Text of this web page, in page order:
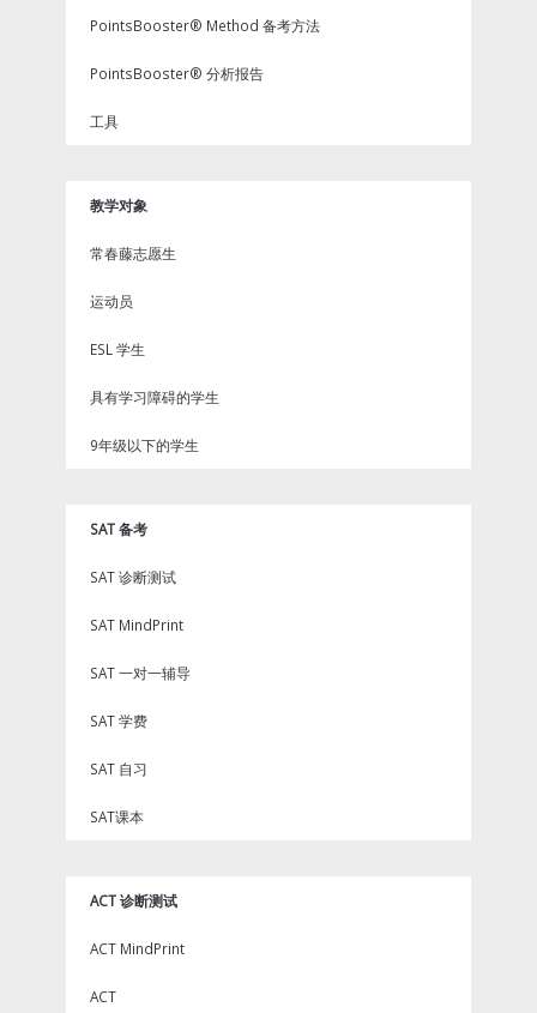
PointsBooster® Method 备考方法
PointsBooster® 分析报告
工具
教学对象
常春藤志愿生
运动员
ESL 学生
具有学习障碍的学生
9年级以下的学生
SAT 备考
SAT 诊断测试
SAT MindPrint
SAT 一对一辅导
SAT 学费
SAT 自习
SAT课本
ACT 诊断测试
ACT MindPrint
ACT